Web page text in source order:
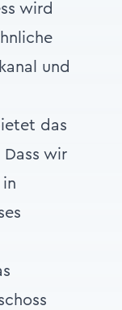
wird
und
das
wir